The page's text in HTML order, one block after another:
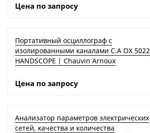
Цена по запросу
Портативный осциллограф с
изолированными каналами C.A OX 5022
HANDSCOPE | Chauvin Arnoux
Цена по запросу
Анализатор параметров электрических
сетей, качества и количества